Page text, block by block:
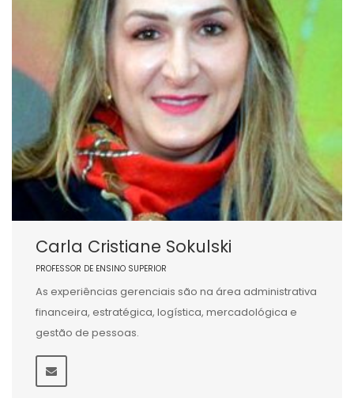
Carla Cristiane Sokulski
PROFESSOR DE ENSINO SUPERIOR
As experiências gerenciais são na área administrativa
financeira, estratégica, logística, mercadológica e
gestão de pessoas.